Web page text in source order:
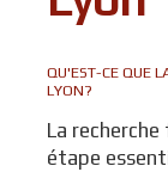
QU'EST-CE QUE
LYON?
La
étape